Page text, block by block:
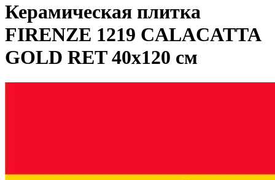
Керамическая плитка
FIRENZE 1219 CALACATTA
GOLD RET 40x120 см